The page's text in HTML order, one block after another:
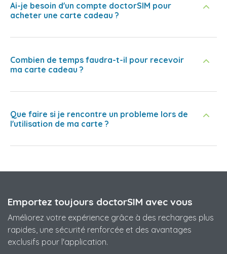
Ai-je besoin d'un compte doctorSIM pour
acheter une carte cadeau ?
Combien de temps faudra-t-il pour recevoir
ma carte cadeau ?
Que faire si je rencontre un probleme lors de
l'utilisation de ma carte ?
Emportez toujours doctorSIM avec vous
Améliorez votre expérience grâce à des recharges plus
rapides, une sécurité renforcée et des avantages
exclusifs pour l'application.